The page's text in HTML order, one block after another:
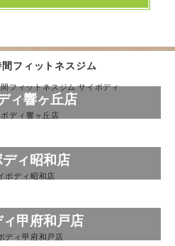
フィットネスジム
ィ響ヶ丘店
ィ昭和店
甲府和戸店